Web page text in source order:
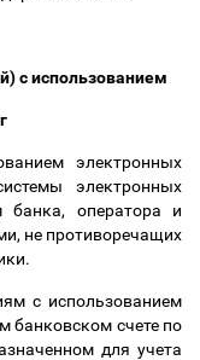
с использованием
электронных
электронных
банка, оператора и
не противоречащих
с использованием
банковском счете по
для учета